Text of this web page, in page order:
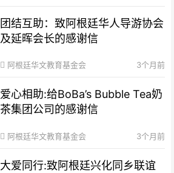
团结互助：致阿根廷华人导游协会
及延晖会长的感谢信
阿根廷华文教育基金会 3个月前
爱心相助:给BoBa’s Bubble Tea奶
茶集团公司的感谢信
阿根廷华文教育基金会 3个月前
大爱同行:致阿根廷兴化同乡联谊